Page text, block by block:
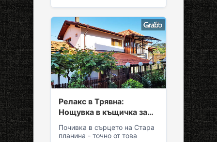
Релакс в Трявна:
Нощувка в къщичка за
до седем души
Почивка в сърцето на Стара
планина - точно от това